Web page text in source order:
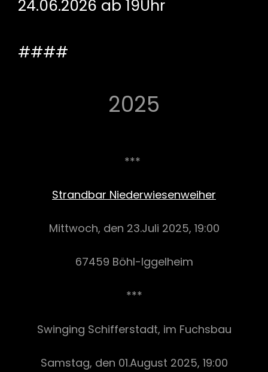
24.06.2026 ab 19Uhr
####
2025
***
Strandbar Niederwiesenweiher
Mittwoch, den 23.Juli 2025, 19:00
67459 Böhl-Iggelheim
***
Swinging Schifferstadt, im Fuchsbau
Samstag, den 01.August 2025, 19:00